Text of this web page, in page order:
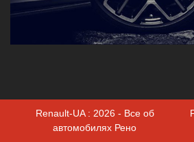
Renault-UA : 2026 - Все об
автомобилях Рено